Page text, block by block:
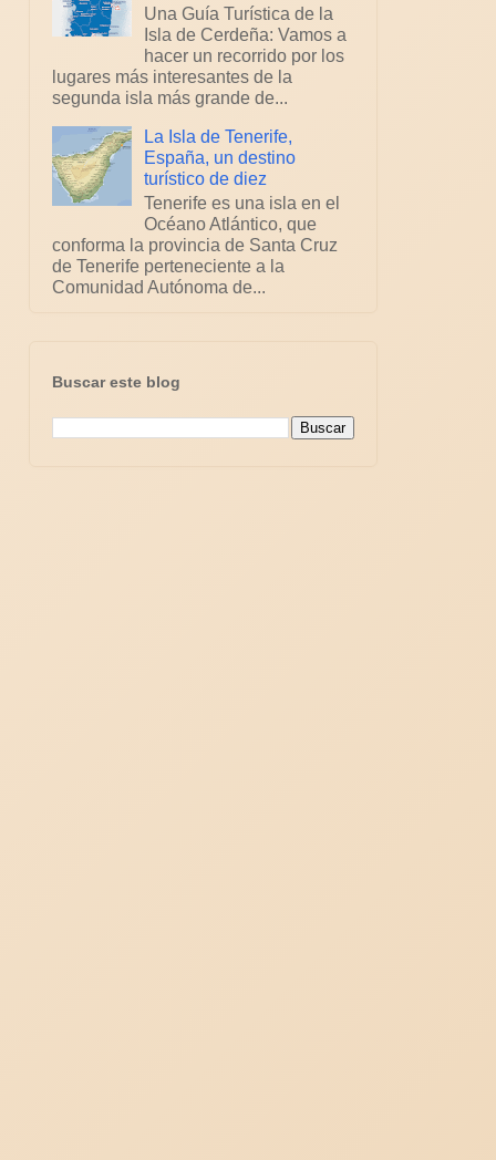
Una Guía Turística de la
Isla de Cerdeña: Vamos a
hacer un recorrido por los
lugares más interesantes de la
segunda isla más grande de...
La Isla de Tenerife,
España, un destino
turístico de diez
Tenerife es una isla en el
Océano Atlántico, que
conforma la provincia de Santa Cruz
de Tenerife perteneciente a la
Comunidad Autónoma de...
Buscar este blog